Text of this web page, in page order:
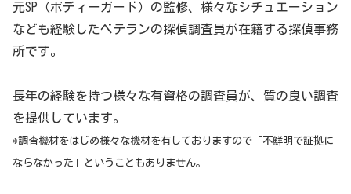
元SP（ボディーガード）の監修、様々なシチュエーション
なども経験したベテランの探偵調査員が在籍する探偵事務
所です。
長年の経験を持つ様々な有資格の調査員が、質の良い調査
を提供しています。
*調査機材をはじめ様々な機材を有しておりますので「不鮮明で証拠に
ならなかった」ということもありません。